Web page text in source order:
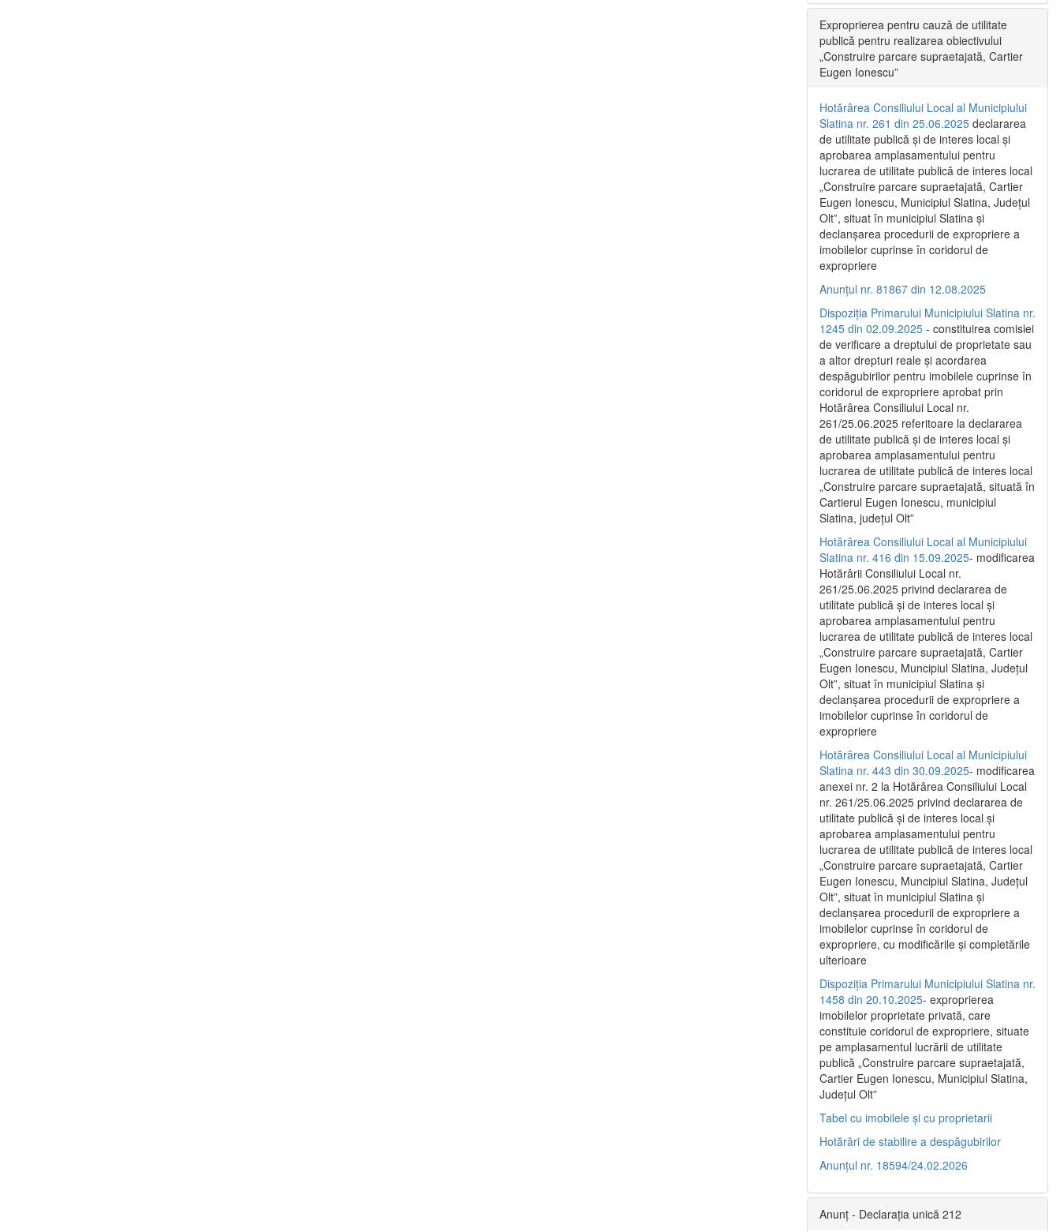
Exproprierea pentru cauză de utilitate
publică pentru realizarea obiectivului
„Construire parcare supraetajată, Cartier
Eugen Ionescu”
Hotărârea Consiliului Local al Municipiului
Slatina nr. 261 din 25.06.2025 declararea
de utilitate publică și de interes local și
aprobarea amplasamentului pentru
lucrarea de utilitate publică de interes local
„Construire parcare supraetajată, Cartier
Eugen Ionescu, Municipiul Slatina, Județul
Olt”, situat în municipiul Slatina și
declanșarea procedurii de expropriere a
imobilelor cuprinse în coridorul de
expropriere
Anunțul nr. 81867 din 12.08.2025
Dispoziția Primarului Municipiului Slatina nr.
1245 din 02.09.2025 - constituirea comisiei
de verificare a dreptului de proprietate sau
a altor drepturi reale și acordarea
despăgubirilor pentru imobilele cuprinse în
coridorul de expropriere aprobat prin
Hotărârea Consiliului Local nr.
261/25.06.2025 referitoare la declararea
de utilitate publică și de interes local și
aprobarea amplasamentului pentru
lucrarea de utilitate publică de interes local
„Construire parcare supraetajată, situată în
Cartierul Eugen Ionescu, municipiul
Slatina, județul Olt”
Hotărârea Consiliului Local al Municipiului
Slatina nr. 416 din 15.09.2025- modificarea
Hotărârii Consiliului Local nr.
261/25.06.2025 privind declararea de
utilitate publică și de interes local și
aprobarea amplasamentului pentru
lucrarea de utilitate publică de interes local
„Construire parcare supraetajată, Cartier
Eugen Ionescu, Muncipiul Slatina, Județul
Olt”, situat în municipiul Slatina și
declanșarea procedurii de expropriere a
imobilelor cuprinse în coridorul de
expropriere
Hotărârea Consiliului Local al Municipiului
Slatina nr. 443 din 30.09.2025- modificarea
anexei nr. 2 la Hotărârea Consiliului Local
nr. 261/25.06.2025 privind declararea de
utilitate publică şi de interes local şi
aprobarea amplasamentului pentru
lucrarea de utilitate publică de interes local
„Construire parcare supraetajată, Cartier
Eugen Ionescu, Muncipiul Slatina, Judeţul
Olt”, situat în municipiul Slatina şi
declanşarea procedurii de expropriere a
imobilelor cuprinse în coridorul de
expropriere, cu modificările şi completările
ulterioare
Dispoziția Primarului Municipiului Slatina nr.
1458 din 20.10.2025- exproprierea
imobilelor proprietate privată, care
constituie coridorul de expropriere, situate
pe amplasamentul lucrării de utilitate
publică „Construire parcare supraetajată,
Cartier Eugen Ionescu, Municipiul Slatina,
Județul Olt”
Tabel cu imobilele și cu proprietarii
Hotărâri de stabilire a despăgubirilor
Anunțul nr. 18594/24.02.2026
Anunț - Declarația unică 212